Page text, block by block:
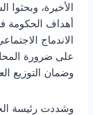
الأخيرة،
أهداف الحكومة
الاندماج
على ضرورة
وضمان التوزيع
وشددت رئيسة